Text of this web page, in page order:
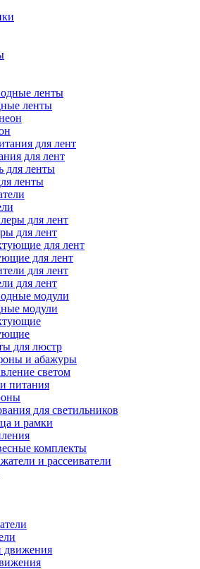
ленты
для лент
ленты
для лент
для лент
для лент
модули
для люстр
и абажуры
светом
питания
для светильников
и рамки
комплекты
и рассеиватели